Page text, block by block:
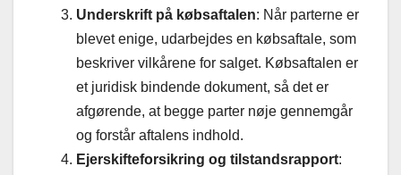
Underskrift på købsaftalen: Når parterne er
blevet enige, udarbejdes en købsaftale, som
beskriver vilkårene for salget. Købsaftalen er
et juridisk bindende dokument, så det er
afgørende, at begge parter nøje gennemgår
og forstår aftalens indhold.
Ejerskifteforsikring og tilstandsrapport: